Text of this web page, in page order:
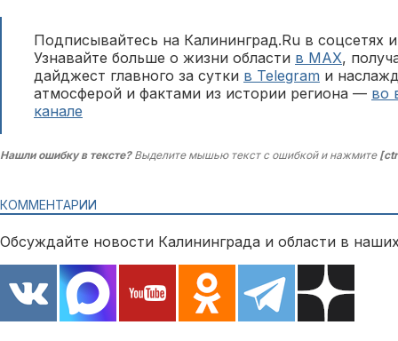
Подписывайтесь на Калининград.Ru в соцсетях
Узнавайте больше о жизни области в MAX,
дайджест главного за сутки в Telegram и
атмосферой и фактами из истории региона — во
канале
Нашли ошибку в тексте?Выделите мышью текст с ошибкой и нажмите
КОММЕНТАРИИ
Обсуждайте новости Калининграда и области в